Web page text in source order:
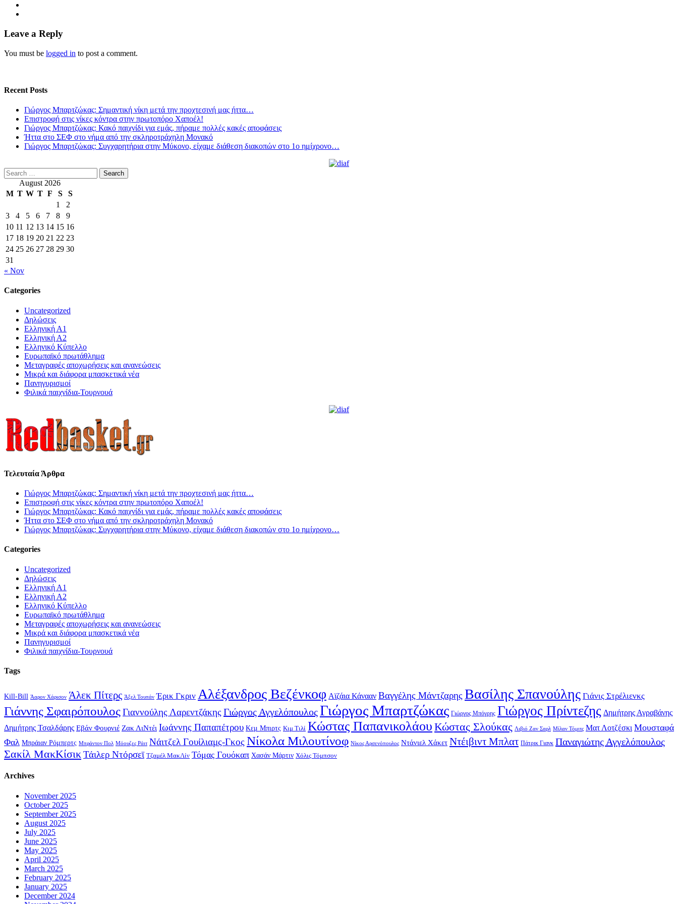
Leave a Reply
You must be logged in to post a comment.
Recent Posts
Γιώργος Μπαρτζώκας: Σημαντική νίκη μετά την προχτεσινή μας ήττα…
Επιστροφή στις νίκες κόντρα στην πρωτοπόρο Χαποέλ!
Γιώργος Μπαρτζώκας: Κακό παιχνίδι για εμάς, πήραμε πολλές κακές αποφάσεις
Ήττα στο ΣΕΦ στο νήμα από την σκληροτράχηλη Μονακό
Γιώργος Μπαρτζώκας: Συγχαρητήρια στην Μύκονο, είχαμε διάθεση διακοπών στο 1ο ημίχρονο…
Search
for: August 2026
M T W T F S
S
1
2
3
4 5 6 7 8
9
10 11 12 13 14 15 16
17 18 19 20 21 22 23
24 25 26 27 28 29 30
31
« Nov
Categories
Uncategorized
Δηλώσεις
Ελληνική Α1
Ελληνική Α2
Ελληνικό Κύπελλο
Ευρωπαϊκό πρωτάθλημα
Μεταγραφές αποχωρήσεις και ανανεώσεις
Μικρά και διάφορα μπασκετικά νέα
Πανηγυρισμοί
Φιλικά παιχνίδια-Τουρνουά
Τελευταία Άρθρα
Γιώργος Μπαρτζώκας: Σημαντική νίκη μετά την προχτεσινή μας ήττα…
Επιστροφή στις νίκες κόντρα στην πρωτοπόρο Χαποέλ!
Γιώργος Μπαρτζώκας: Κακό παιχνίδι για εμάς, πήραμε πολλές κακές αποφάσεις
Ήττα στο ΣΕΦ στο νήμα από την σκληροτράχηλη Μονακό
Γιώργος Μπαρτζώκας: Συγχαρητήρια στην Μύκονο, είχαμε διάθεση διακοπών στο 1ο ημίχρονο…
Categories
Uncategorized
Δηλώσεις
Ελληνική Α1
Ελληνική Α2
Ελληνικό Κύπελλο
Ευρωπαϊκό πρωτάθλημα
Μεταγραφές αποχωρήσεις και ανανεώσεις
Μικρά και διάφορα μπασκετικά νέα
Πανηγυρισμοί
Φιλικά παιχνίδια-Τουρνουά
Tags
Kill-Bill Άαρον Χάρισον Άλεκ Πίτερς Άξελ Τουπάν Έρικ Γκριν Αλέξανδρος Βεζένκοφ Αϊζάια Κάνααν Βαγγέλης Μάντζαρης Βασίλης Σπανούλης Γιάνις Στρέλιενκς
Γιάννης ΣφαιρόπουλοςΓιαννούλης Λαρεντζάκης Γιώργος ΑγγελόπουλοςΓιώργος Μπαρτζώκας Γιώργος Μπόγρης Γιώργος Πρίντεζης Δημήτρης Αγραβάνης
Δημήτρης Τσαλδάρης Εβάν Φουρνιέ Ζακ ΛιΝτέι Ιωάννης Παπαπέτρου Κεμ Μπιρτς Κιμ Τιλί Κώστας Παπανικολάου Κώστας Σλούκας Λιβιό Ζαν Σαρλ Μίλαν Τόμιτς Ματ Λοτζέσκι Μουσταφά
Φαλ Μπράιαν Ρόμπερτς Μπράντον Πολ Μόουζες Ράιτ Νάιτζελ Γουίλιαμς-Γκος Νίκολα Μιλουτίνοφ Νίκος Αρσενόπουλος Ντάνιελ Χάκετ Ντέιβιντ Μπλατ Πάτρικ Γιανκ Παναγιώτης Αγγελόπουλος
Σακίλ ΜακΚίσικΤάιλερ Ντόρσεϊ Τζαμέλ ΜακΛίν Τόμας Γουόκαπ Χασάν Μάρτιν Χόλις Τόμπσον
Archives
November 2025
October 2025
September 2025
August 2025
July 2025
June 2025
May 2025
April 2025
March 2025
February 2025
January 2025
December 2024